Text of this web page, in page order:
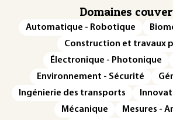
Domaines
Automatique - Robotique
Construction et travaux
Électronique - Photonique
Environnement - Sécurité
Ingénierie des transports
Mécanique
Mesures -